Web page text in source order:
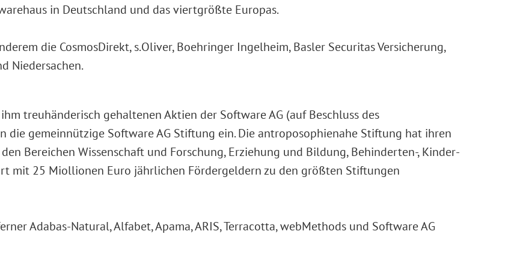
in Deutschland und das viertgrößte Europas.
die CosmosDirekt, s.Oliver, Boehringer Ingelheim, Basler Securitas Versicherung,
Niedersachen.
treuhänderisch gehaltenen Aktien der Software AG (auf Beschluss des
die gemeinnützige Software AG Stiftung ein. Die antroposophienahe Stiftung hat ihren
Bereichen Wissenschaft und Forschung, Erziehung und Bildung, Behinderten-, Kinder-
mit 25 Miollionen Euro jährlichen Fördergeldern zu den größten Stiftungen
Adabas-Natural, Alfabet, Apama, ARIS, Terracotta, webMethods und Software AG